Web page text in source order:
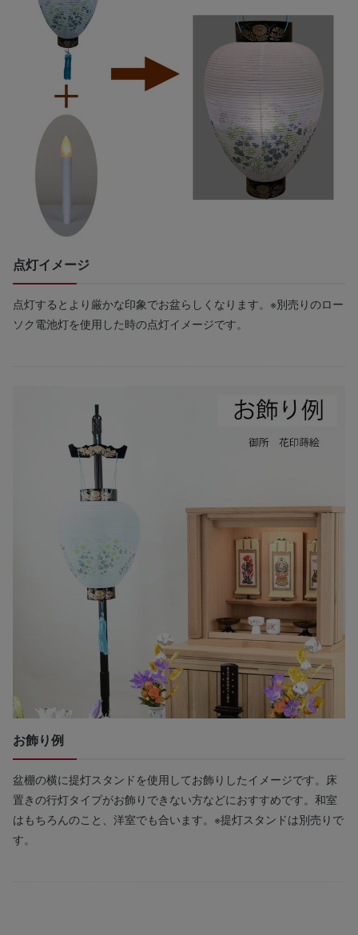
点灯イメージ
点灯するとより厳かな印象でお盆らしくなります。※別売りのロー
ソク電池灯を使用した時の点灯イメージです。
お飾り例
盆棚の横に提灯スタンドを使用してお飾りしたイメージです。床
置きの行灯タイプがお飾りできない方などにおすすめです。和室
はもちろんのこと、洋室でも合います。※提灯スタンドは別売りで
す。